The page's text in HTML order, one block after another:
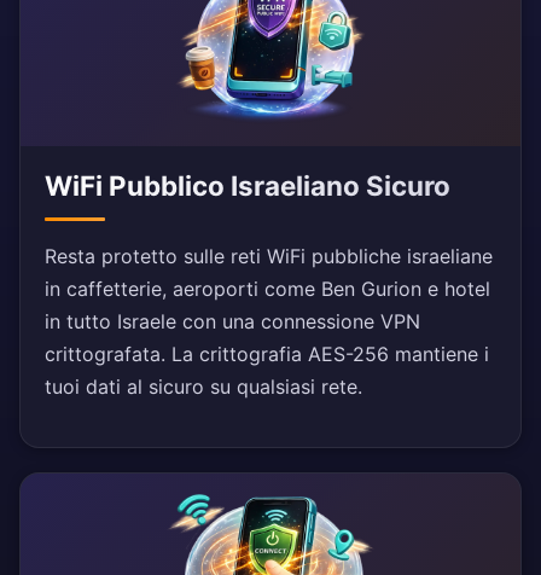
WiFi Pubblico Israeliano Sicuro
Resta protetto sulle reti WiFi pubbliche israeliane
in caffetterie, aeroporti come Ben Gurion e hotel
in tutto Israele con una connessione VPN
crittografata. La crittografia AES-256 mantiene i
tuoi dati al sicuro su qualsiasi rete.